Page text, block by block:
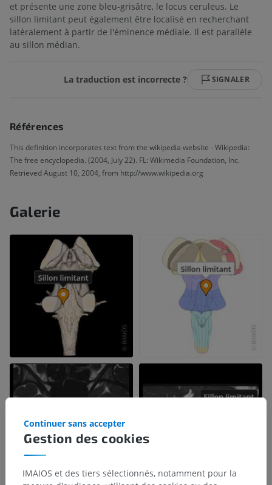
et présente une zone bleu-grisâtre, le locus ceruleus. Le
sillon limitant peut également être localisé en recherchant
latéralement à partir de l'éminence médiale. Il est parallèle
au sillon médian.
La traduction est incorrecte ? SIGNALER
Références
This definition incorporates text from the wikipedia website - Wikipedia:
The free encyclopedia. (2004, July 22). FL: Wikimedia Foundation, Inc.
Retrieved August 10, 2004, from http://www.wikipedia.org
Galerie
Gestion des cookies
Continuer sans accepter
IMAIOS et des tiers sélectionnés, notamment pour la